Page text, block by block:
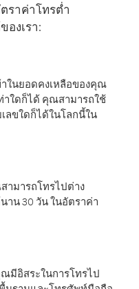
ราค่าโทรต่ำ
องเรา:
าในยอดคงเหลือของคุณ
าใดก็ได้ คุณสามารถใช้
ลขใดก็ได้ในโลกนี้ใน
ามารถโทรไปต่าง
าน 30 วัน ในอัตราค่า
มีอิสระในการโทรไป